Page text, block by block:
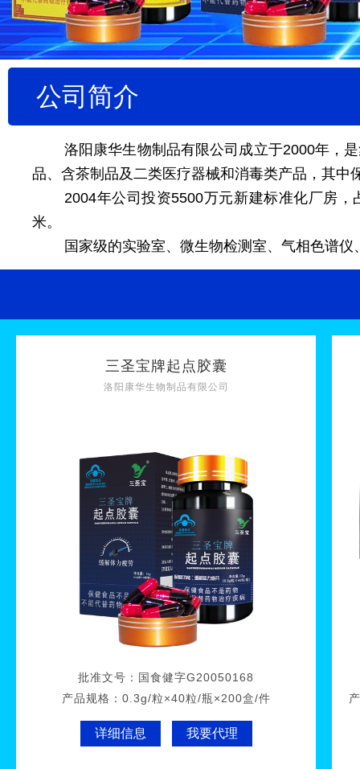
公司简介
洛阳康华生物制品有限公司成立于2000年，
品、含茶制品及二类医疗器械和消毒类产品，其中
2004年公司投资5500万元新建标准化厂房
米。
国家级的实验室、微生物检测室、气相色谱
三圣宝牌起点胶囊
洛阳康华生物制品有限公司
批准文号： 国食健字G20050168
产品规格： 0.3g/粒×40粒/瓶×200盒/件
详细信息 我要代理